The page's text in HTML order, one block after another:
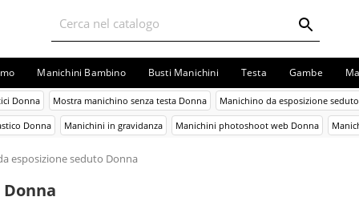
Manichini Bambino Busti Manichini Testa Gambe
Donna Mostra manichino senza testa Donna Manichino da esposizione
Donna Manichini in gravidanza Manichini photoshoot web Donna
esposizione seduto Donna